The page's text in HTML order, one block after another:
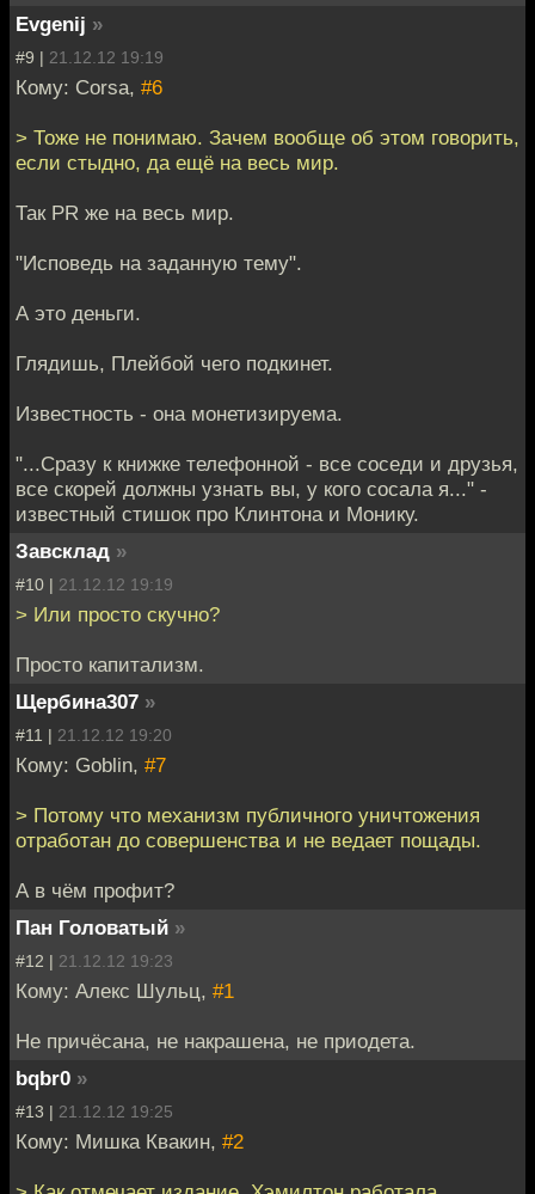
Evgenij »
#9 | 21.12.12 19:19
Кому: Corsa, #6
> Тоже не понимаю. Зачем вообще об этом говорить,
если стыдно, да ещё на весь мир.
Так PR же на весь мир.
"Исповедь на заданную тему".
А это деньги.
Глядишь, Плейбой чего подкинет.
Известность - она монетизируема.
"...Сразу к книжке телефонной - все соседи и друзья,
все скорей должны узнать вы, у кого сосала я..." -
известный стишок про Клинтона и Монику.
Завсклад »
#10 | 21.12.12 19:19
> Или просто скучно?
Просто капитализм.
Щербина307 »
#11 | 21.12.12 19:20
Кому: Goblin, #7
> Потому что механизм публичного уничтожения
отработан до совершенства и не ведает пощады.
А в чём профит?
Пан Головатый »
#12 | 21.12.12 19:23
Кому: Алекс Шульц, #1
Не причёсана, не накрашена, не приодета.
bqbr0 »
#13 | 21.12.12 19:25
Кому: Мишка Квакин, #2